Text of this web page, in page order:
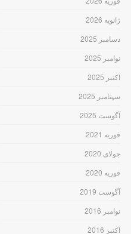
ژانویه 2026
دسامبر 2025
نوامبر 2025
اکتبر 2025
سپتامبر 2025
آگوست 2025
فوریه 2021
جولای 2020
فوریه 2020
آگوست 2019
نوامبر 2016
اکتبر 2016